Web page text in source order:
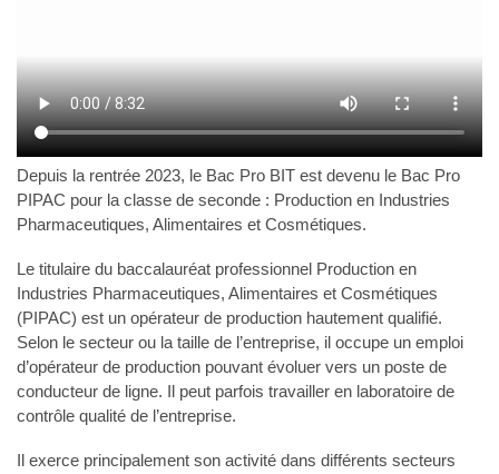
Depuis la rentrée 2023, le Bac Pro BIT est devenu le Bac Pro
PIPAC pour la classe de seconde : Production en Industries
Pharmaceutiques, Alimentaires et Cosmétiques.
Le titulaire du baccalauréat professionnel Production en
Industries Pharmaceutiques, Alimentaires et Cosmétiques
(PIPAC) est un opérateur de production hautement qualifié.
Selon le secteur ou la taille de l’entreprise, il occupe un emploi
d’opérateur de production pouvant évoluer vers un poste de
conducteur de ligne. Il peut parfois travailler en laboratoire de
contrôle qualité de l’entreprise.
Il exerce principalement son activité dans différents secteurs